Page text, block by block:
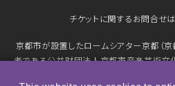
チケットに関するお問合せは
京都市が設置したロームシアター京都（京
者である公益財団法人京都市音楽芸術文